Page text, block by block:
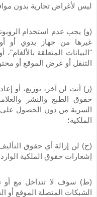
ليس لأغراض تجارية بدون
(و) يجب عدم استخدام
غيرها من جهاز يدوي أو
"البيانات المتعلقة
التنقل أو عرض الموقع أو
(ز) أنت لن آخر، توزيع، أو
حقوق الطبع والنشر
السرية من دون الحصول
الملكية؛
(ح) لن إزالة أي حقوق
إشعارات حقوق الملكية
(ط) سوف لا تتداخل مع أو
الشبكات المتصلة الموقع أو